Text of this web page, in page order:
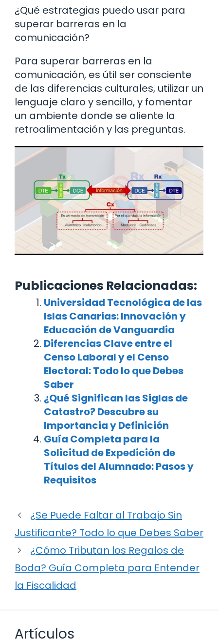
¿Qué estrategias puedo usar para
superar barreras en la
comunicación?
Para superar barreras en la
comunicación, es útil ser consciente
de las diferencias culturales, utilizar un
lenguaje claro y sencillo, y fomentar
un ambiente donde se aliente la
retroalimentación y las preguntas.
Publicaciones Relacionadas:
Universidad Tecnológica de las
Islas Canarias: Innovación y
Educación de Vanguardia
Diferencias Clave entre el
Censo Laboral y el Censo
Electoral: Todo lo que Debes
Saber
¿Qué Significan las Siglas de
Catastro? Descubre su
Importancia y Definición
Guía Completa para la
Solicitud de Expedición de
Títulos del Alumnado: Pasos y
Requisitos
¿Se Puede Faltar al Trabajo Sin
Justificante? Todo lo que Debes Saber
¿Cómo Tributan los Regalos de
Boda? Guía Completa para Entender
la Fiscalidad
Artículos